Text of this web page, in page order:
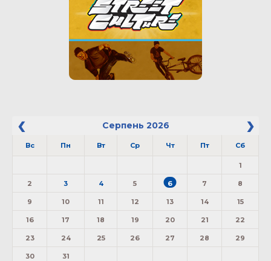
Серпень 2026
Вс Пн Вт Ср Чт Пт Сб
1
2 3 4 5 6 7 8
9 10 11 12 13 14 15
16 17 18 19 20 21 22
23 24 25 26 27 28 29
30 31